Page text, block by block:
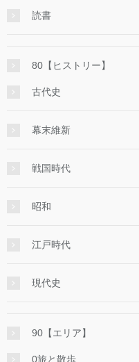
読書
80【ヒストリー】
古代史
幕末維新
戦国時代
昭和
江戸時代
現代史
90【エリア】
0旅と散歩